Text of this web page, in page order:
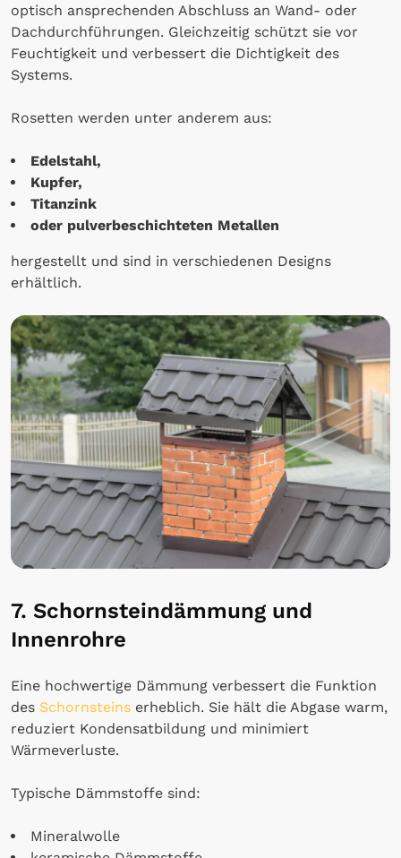
optisch ansprechenden Abschluss an Wand- oder
Dachdurchführungen. Gleichzeitig schützt sie vor
Feuchtigkeit und verbessert die Dichtigkeit des
Systems.
Rosetten werden unter anderem aus:
Edelstahl,
Kupfer,
Titanzink
oder pulverbeschichteten Metallen
hergestellt und sind in verschiedenen Designs
erhältlich.
7. Schornsteindämmung und
Innenrohre
Eine hochwertige Dämmung verbessert die Funktion
des Schornsteins erheblich. Sie hält die Abgase warm,
reduziert Kondensatbildung und minimiert
Wärmeverluste.
Typische Dämmstoffe sind:
Mineralwolle